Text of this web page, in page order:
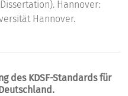
Hannover:
Hannover.
des KDSF-Standards für